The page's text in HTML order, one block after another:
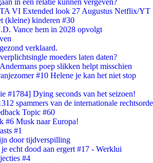
in een relatie kunnen vergeven?
VI Extended look 27 Augustus Netflix/YT
(kleine) kinderen #30
Vance hem in 2028 opvolgt
verklaard.
moeders laten daten?
poep slikken helpt misschien
#10 Helene je kan het niet stop
#1784] Dying seconds van het seizoen!
spammers van de internationale rechtsorde
Topic #60
#6 Musk naar Europa!
#1
door tijdverspilling
echt dood aan ergert #17 - Werklui
#4